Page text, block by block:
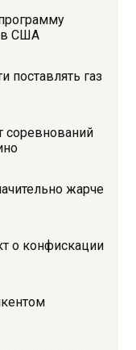
в США
поставлять газ
соревнований
жарче
о конфискации